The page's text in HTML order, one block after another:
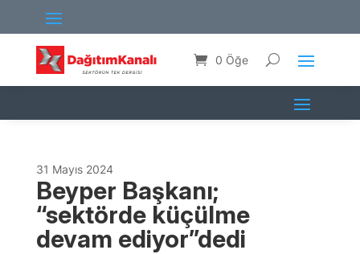
0 Öğe
31 Mayıs 2024
Beyper Başkanı;
“sektörde küçülme
devam ediyor”dedi